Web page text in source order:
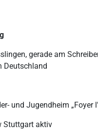
gerade am
Deutschland
und Jugendheim „Foyer
Stuttgart aktiv